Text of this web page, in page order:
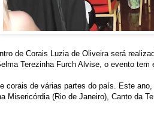
de Corais Luzia de Oliveira será
Terezinha Furch Alvise, o evento tem
corais de várias partes do país. Este
Misericórdia (Rio de Janeiro), Canto da